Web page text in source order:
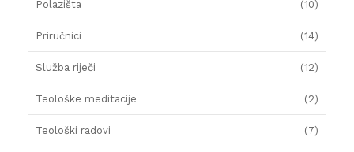
Polazišta (10)
Priručnici (14)
Služba riječi (12)
Teološke meditacije (2)
Teološki radovi (7)